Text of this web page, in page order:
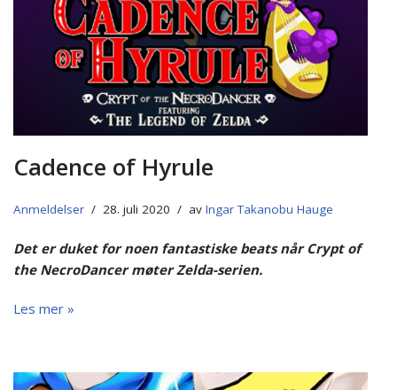
Cadence of Hyrule
Anmeldelser 28. juli 2020 av Ingar Takanobu Hauge
Det er duket for noen fantastiske beats når Crypt of
the NecroDancer møter Zelda-serien.
Les mer »